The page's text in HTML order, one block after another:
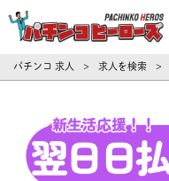
パチンコ 求人 > 求人を検索 >